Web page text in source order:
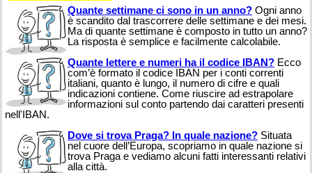
Quante settimane ci sono in un anno? Ogni anno
è scandito dal trascorrere delle settimane e dei mesi.
Ma di quante settimane è composto in tutto un anno?
La risposta è semplice e facilmente calcolabile.
Quante lettere e numeri ha il codice IBAN? Ecco
com’è formato il codice IBAN per i conti correnti
italiani, quanto è lungo, il numero di cifre e quali
indicazioni contiene. Come riuscire ad estrapolare
informazioni sul conto partendo dai caratteri presenti
nell'IBAN.
Dove si trova Praga? In quale nazione? Situata
nel cuore dell’Europa, scopriamo in quale nazione si
trova Praga e vediamo alcuni fatti interessanti relativi
alla città.